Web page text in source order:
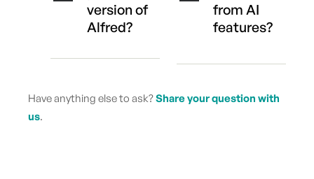
version of
Alfred?
from AI
features?
Have anything else to ask?Share your question with
us.